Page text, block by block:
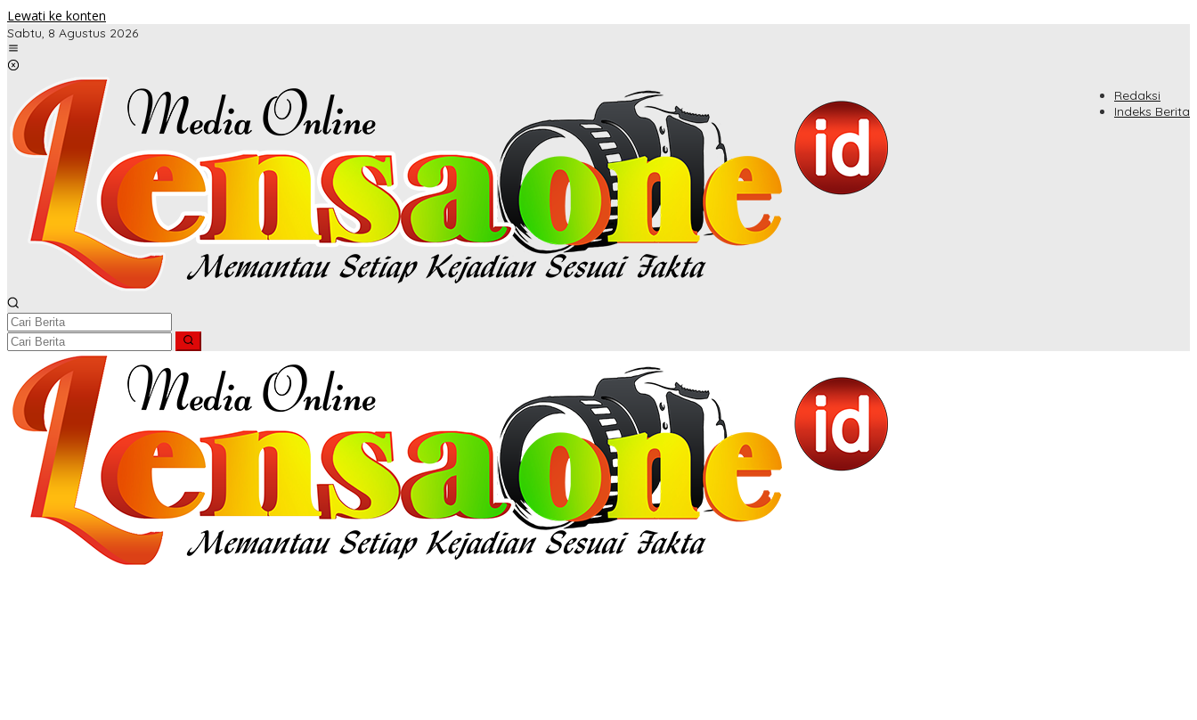
Lewati ke konten
Sabtu, 8 Agustus 2026
Redaksi
Indeks Berita